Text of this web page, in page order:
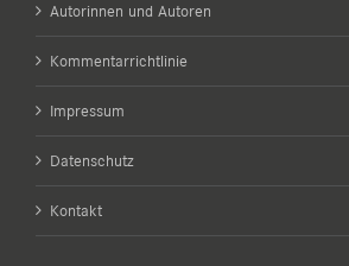
Autorinnen und Autoren
Kommentarrichtlinie
Impressum
Datenschutz
Kontakt